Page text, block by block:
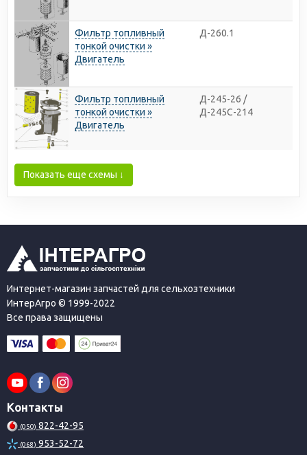
Фильтр топливный
тонкой очистки »
Двигатель
Д-260.1
Фильтр топливный
тонкой очистки »
Двигатель
Д-245-26 /
Д-245С-214
Показать еще схемы ↓
Интернет-магазин запчастей для сельхозтехники
ИнтерАгро © 1999-2022
Все права защищены
Контакты
(050) 822-42-95
(068) 953-52-72